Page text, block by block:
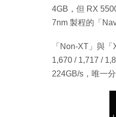
4GB，但 RX
7nm 製程的「
「Non-XT」與
1,670 / 1,717 /
224GB/s，唯一